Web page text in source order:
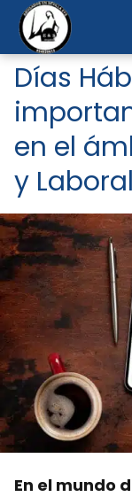
Días
en el
y Laboral
En el mundo